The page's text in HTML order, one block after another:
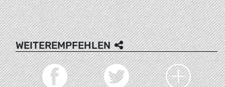
WEITEREMPFEHLEN